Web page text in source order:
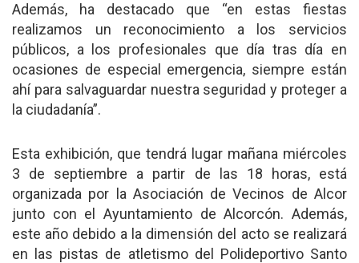
Además, ha destacado que “en estas fiestas
realizamos un reconocimiento a los servicios
públicos, a los profesionales que día tras día en
ocasiones de especial emergencia, siempre están
ahí para salvaguardar nuestra seguridad y proteger a
la ciudadanía”.
Esta exhibición, que tendrá lugar mañana miércoles
3 de septiembre a partir de las 18 horas, está
organizada por la Asociación de Vecinos de Alcor
junto con el Ayuntamiento de Alcorcón. Además,
este año debido a la dimensión del acto se realizará
en las pistas de atletismo del Polideportivo Santo